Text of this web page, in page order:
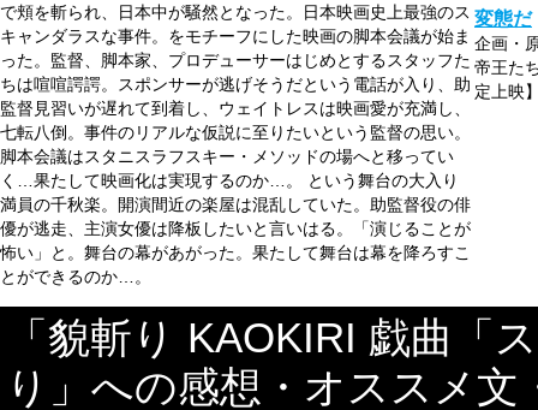
で頬を斬られ、日本中が騒然となった。日本映画史上最強のス
キャンダラスな事件。をモチーフにした映画の脚本会議が始ま
った。監督、脚本家、プロデューサーはじめとするスタッフた
ちは喧喧諤諤。スポンサーが逃げそうだという電話が入り、助
監督見習いが遅れて到着し、ウェイトレスは映画愛が充満し、
七転八倒。事件のリアルな仮説に至りたいという監督の思い。
脚本会議はスタニスラフスキー・メソッドの場へと移ってい
く…果たして映画化は実現するのか…。 という舞台の大入り
満員の千秋楽。開演間近の楽屋は混乱していた。助監督役の俳
優が逃走、主演女優は降板したいと言いはる。「演じることが
怖い」と。舞台の幕があがった。果たして舞台は幕を降ろすこ
とができるのか…。
変態だ
企画・
帝王た
定上映
「貌斬り KAOKIRI 戯曲「
り」への感想・オススメ文